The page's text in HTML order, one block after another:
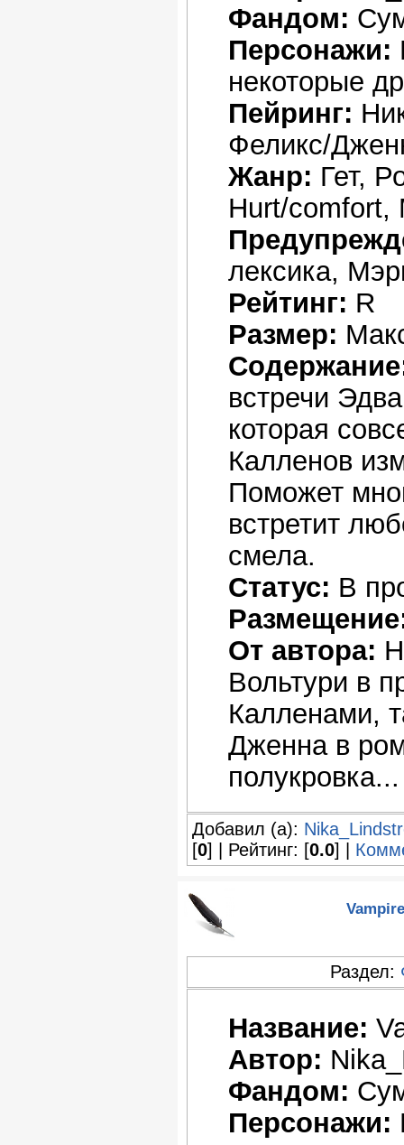
Фандом:
Персонажи:
некоторые
Пейринг:
Феликс/
Жанр: Гет,
Hurt/
лексика,
Рейтинг: R
Размер:
встречи
которая
Калленов
Поможет
встретит
смела.
Статус: В
От автора:
Вольтури в
Калленами,
Дженна в
полукровка...
Добавил (а):
[0] | Рейтинг: [0.0] |
Раздел:
Название:
Автор:
Фандом:
Персонажи: